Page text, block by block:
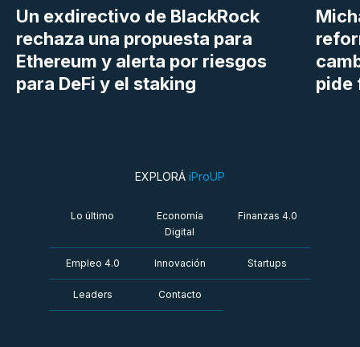
Un exdirectivo de BlackRock
rechaza una propuesta para
Ethereum y alerta por riesgos
para DeFi y el staking
pide
EXPLORÁ iProUP
Lo último
Economía
Digital
Finanzas 4.0
Empleo 4.0 Innovación Startups
Leaders Contacto